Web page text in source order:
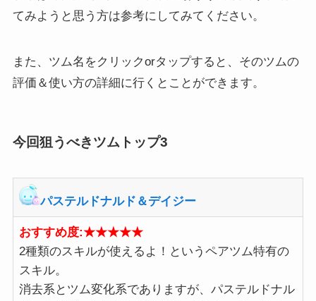
てみようと思う方は参考にしてみてください。
また、ツム名をクリックorタップすると、そのツムの
評価＆使い方の詳細に行くとことができます。
今回狙うべきツムトップ3
パステルドナルド＆デイジー
おすすめ度:★★★★★
2種類のスキルが使えるよ！というペアツム特有の
スキル。
消去系とツム変化系でありますが、パステルドナル